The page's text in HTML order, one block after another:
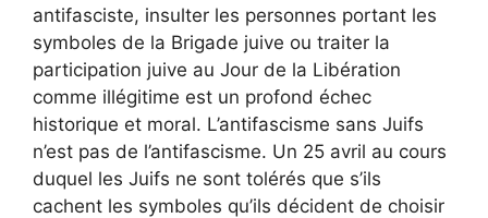
antifasciste, insulter les personnes portant les
symboles de la Brigade juive ou traiter la
participation juive au Jour de la Libération
comme illégitime est un profond échec
historique et moral. L’antifascisme sans Juifs
n’est pas de l’antifascisme. Un 25 avril au cours
duquel les Juifs ne sont tolérés que s’ils
cachent les symboles qu’ils décident de choisir